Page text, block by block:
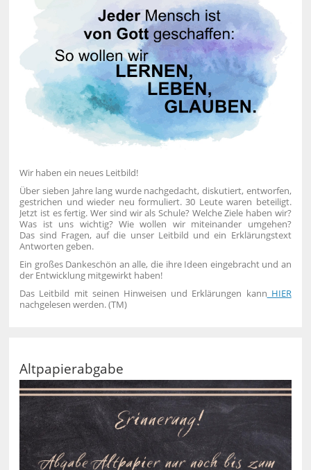
Wir haben ein neues Leitbild!
Über sieben Jahre lang wurde nachgedacht, diskutiert, entworfen,
gestrichen und wieder neu formuliert. 30 Leute waren beteiligt.
Jetzt ist es fertig. Wer sind wir als Schule? Welche Ziele haben wir?
Was ist uns wichtig? Wie wollen wir miteinander umgehen?
Das sind Fragen, auf die unser Leitbild und ein Erklärungstext
Antworten geben.
Ein großes Dankeschön an alle, die ihre Ideen eingebracht und an
der Entwicklung mitgewirkt haben!
Das Leitbild mit seinen Hinweisen und Erklärungen kann HIER
nachgelesen werden. (TM)
Altpapierabgabe